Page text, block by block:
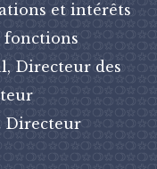
et intérêts
fonctions
Directeur des
Directeur